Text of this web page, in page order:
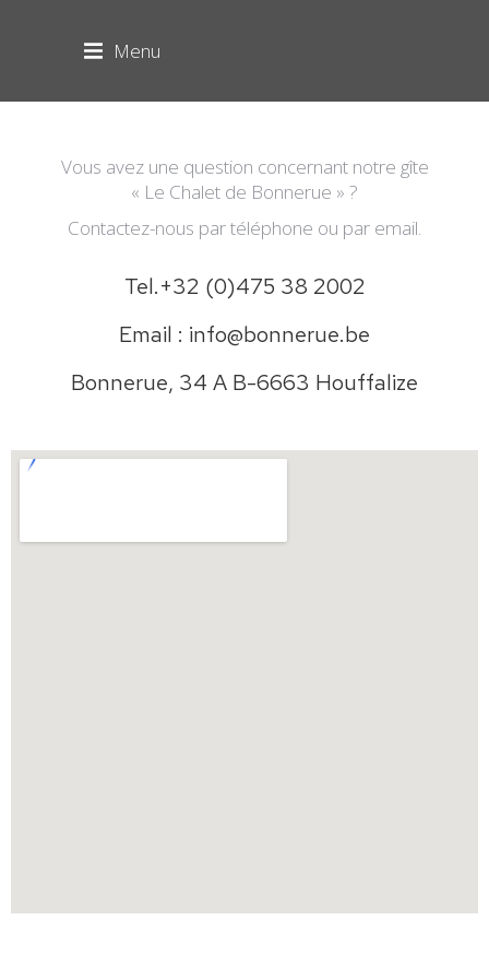
Menu
Vous avez une question concernant notre gîte
« Le Chalet de Bonnerue » ?
Contactez-nous par téléphone ou par email.
Tel.+32 (0)475 38 2002
Email : info@bonnerue.be
Bonnerue, 34 A B-6663 Houffalize